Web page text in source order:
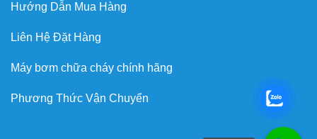
Video